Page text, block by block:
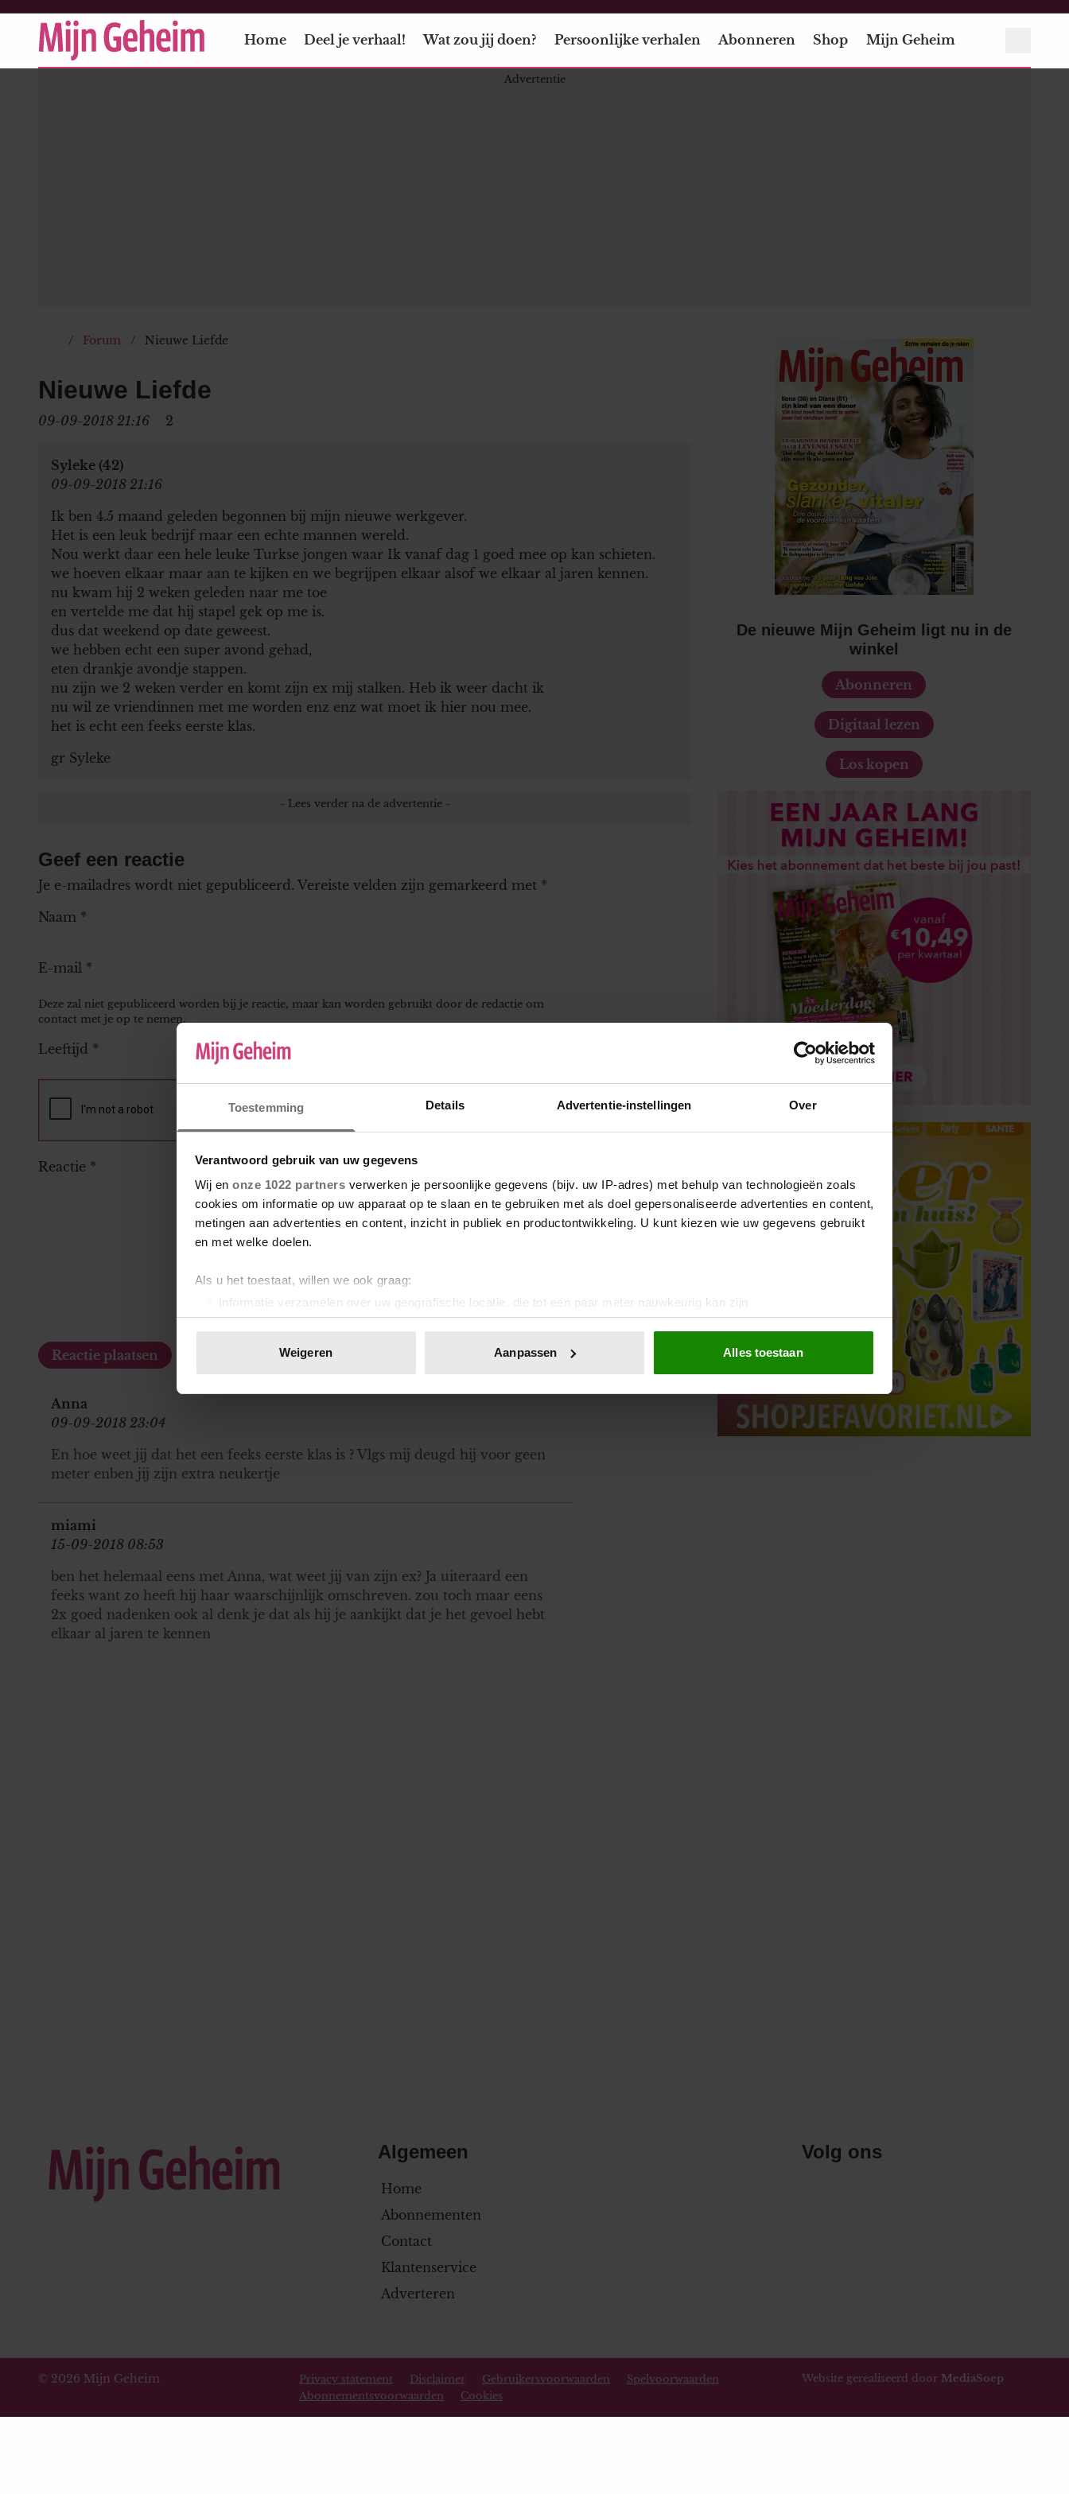
Toestemming Details Advertentie-instellingen Over
Verantwoord gebruik van uw gegevens
Wij en onze 1022 partners verwerken je persoonlijke gegevens (bijv. uw IP-adres) met behulp van technologieën zoals
cookies om informatie op uw apparaat op te slaan en te gebruiken met als doel gepersonaliseerde advertenties en content,
metingen aan advertenties en content, inzicht in publiek en productontwikkeling. U kunt kiezen wie uw gegevens gebruikt
en met welke doelen.
Als u het toestaat, willen we ook graag:
Informatie verzamelen over uw geografische locatie, die tot een paar meter nauwkeurig kan zijn
Uw apparaat identificeren door het actief te scannen op specifieke eigenschappen (fingerprinting)
toestemming op elk moment wijzigen of intrekken in de Cookieverklaring.
websiteverkeer te analyseren. Ook delen we informatie over uw gebruik van onze site met onze partners voor social
media, adverteren en analyse. Deze partners kunnen deze gegevens combineren met andere informatie die u aan ze heeft
verstrekt of die ze hebben verzameld op basis van uw gebruik van hun services. U gaat akkoord met onze cookies als u
onze website blijft gebruiken.
Weigeren Aanpassen Alles toestaan
Home Deel je verhaal! Wat zou jij doen? Persoonlijke verhalen Abonneren Shop Mijn Geheim
Forum Nieuwe Liefde
Nieuwe Liefde
09-09-2018 21:16 2
Syleke (42)
09-09-2018 21:16
Ik ben 4.5 maand geleden begonnen bij mijn nieuwe werkgever.
Het is een leuk bedrijf maar een echte mannen wereld.
Nou werkt daar een hele leuke Turkse jongen waar Ik vanaf dag 1 goed mee op kan schieten.
we hoeven elkaar maar aan te kijken en we begrijpen elkaar alsof we elkaar al jaren kennen.
nu kwam hij 2 weken geleden naar me toe
en vertelde me dat hij stapel gek op me is.
dus dat weekend op date geweest.
we hebben echt een super avond gehad,
eten drankje avondje stappen.
nu zijn we 2 weken verder en komt zijn ex mij stalken. Heb ik weer dacht ik
nu wil ze vriendinnen met me worden enz enz wat moet ik hier nou mee.
het is echt een feeks eerste klas.
gr Syleke
Geef een reactie
Je e-mailadres wordt niet gepubliceerd. Vereiste velden zijn gemarkeerd met *
Naam *
E-mail *
Deze zal niet gepubliceerd worden bij je reactie, maar kan worden gebruikt door de redactie om
contact met je op te nemen.
Leeftijd *
Reactie *
Anna
09-09-2018 23:04
En hoe weet jij dat het een feeks eerste klas is ? Vlgs mij deugd hij voor geen
meter enben jij zijn extra neukertje
miami
15-09-2018 08:53
ben het helemaal eens met Anna, wat weet jij van zijn ex? Ja uiteraard een
feeks want zo heeft hij haar waarschijnlijk omschreven. zou toch maar eens
2x goed nadenken ook al denk je dat als hij je aankijkt dat je het gevoel hebt
elkaar al jaren te kennen
De nieuwe Mijn Geheim ligt nu in de
winkel
Abonneren
Digitaal lezen
Los kopen
Algemeen
Home
Abonnementen
Contact
Klantenservice
Adverteren
Volg ons
© 2026 Mijn Geheim Privacy statement Disclaimer Gebruikersvoorwaarden
Spelvoorwaarden
Abonnementsvoorwaarden
Cookies
Website gerealiseerd door MediaSoep